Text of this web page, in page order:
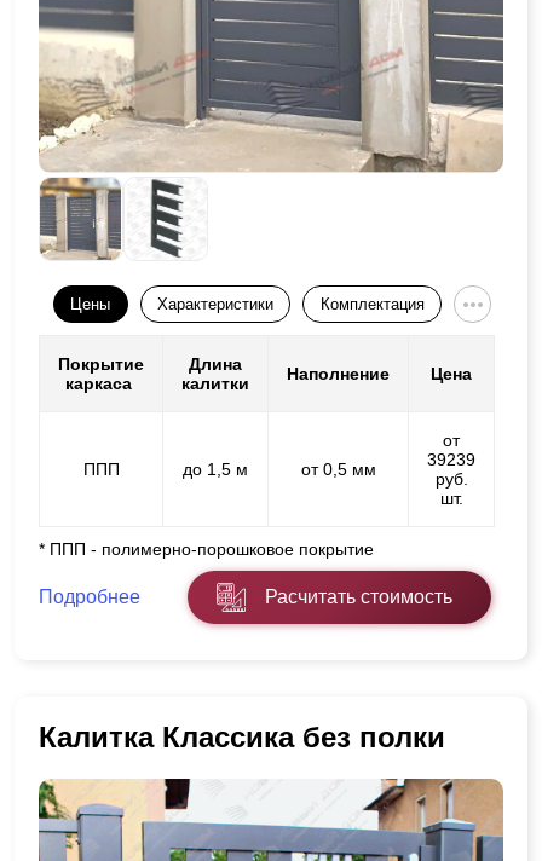
Цены Характеристики Комплектация
Покрытие
каркаса
Длина
калитки
Наполнение Цена
ППП до 1,5 м от 0,5 мм
от
39239
руб.
шт.
* ППП - полимерно-порошковое покрытие
Подробнее Расчитать стоимость
Калитка Классика без полки